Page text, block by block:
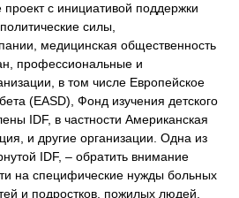
проект с инициативой поддержки
силы,
медицинская общественность
профессиональные и
в том числе Европейское
(EASD), Фонд изучения детского
IDF, в частности Американская
и другие организации. Одна из
IDF, – обратить внимание
на специфические нужды больных
и подростков, пожилых людей,